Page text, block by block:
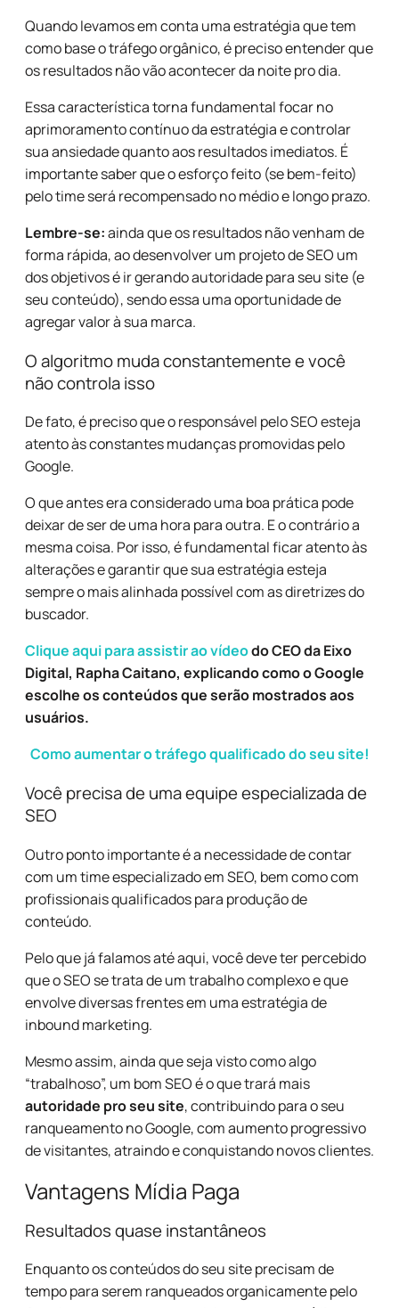
Quando levamos em conta uma estratégia que tem
como base o tráfego orgânico, é preciso entender que
os resultados não vão acontecer da noite pro dia.
Essa característica torna fundamental focar no
aprimoramento contínuo da estratégia e controlar
sua ansiedade quanto aos resultados imediatos. É
importante saber que o esforço feito (se bem-feito)
pelo time será recompensado no médio e longo prazo.
Lembre-se:ainda que os resultados não venham de
forma rápida, ao desenvolver um projeto de SEO um
dos objetivos é ir gerando autoridade para seu site (e
seu conteúdo), sendo essa uma oportunidade de
agregar valor à sua marca.
O algoritmo muda constantemente e você
não controla isso
De fato, é preciso que o responsável pelo SEO esteja
atento às constantes mudanças promovidas pelo
Google.
O que antes era considerado uma boa prática pode
deixar de ser de uma hora para outra. E o contrário a
mesma coisa. Por isso, é fundamental ficar atento às
alterações e garantir que sua estratégia esteja
sempre o mais alinhada possível com as diretrizes do
buscador.
Clique aqui para assistir ao vídeodo CEO da Eixo
Digital, Rapha Caitano, explicando como o Google
escolhe os conteúdos que serão mostrados aos
usuários.
Como aumentar o tráfego qualificado do seu site!
Você precisa de uma equipe especializada de
SEO
Outro ponto importante é a necessidade de contar
com um time especializado em SEO, bem como com
profissionais qualificados para produção de
conteúdo.
Pelo que já falamos até aqui, você deve ter percebido
que o SEO se trata de um trabalho complexo e que
envolve diversas frentes em uma estratégia de
inbound marketing.
Mesmo assim, ainda que seja visto como algo
“trabalhoso”, um bom SEO é o que trará mais
autoridade pro seu site, contribuindo para o seu
ranqueamento no Google, com aumento progressivo
de visitantes, atraindo e conquistando novos clientes.
Vantagens Mídia Paga
Resultados quase instantâneos
Enquanto os conteúdos do seu site precisam de
tempo para serem ranqueados organicamente pelo